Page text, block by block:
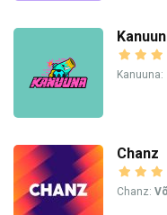
Kanuuna:
Chanz
Chanz: